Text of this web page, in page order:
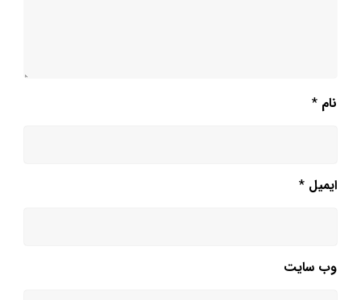
نام *
ایمیل *
وب‌ سایت